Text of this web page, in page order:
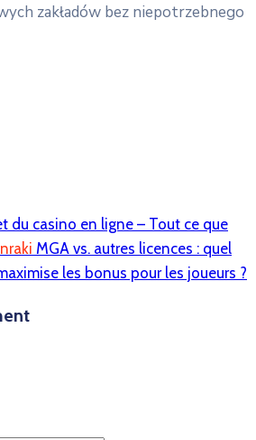
zakładów bez niepotrzebnego
du casino en ligne – Tout ce que
MGA vs. autres licences : quel
les bonus pour les joueurs ?